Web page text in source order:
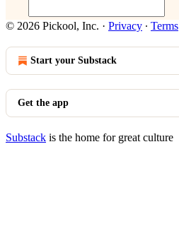
© 2026 Pickool, Inc. · Privacy ∙ Terms
Start your Substack
Get the app
Substack is the home for great culture